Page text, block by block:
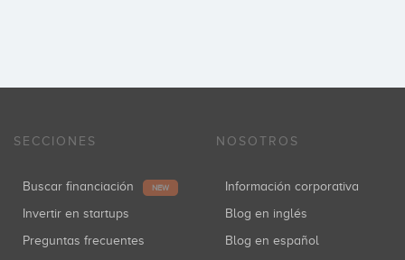
SECCIONES
Buscar financiación NEW
Invertir en startups
Preguntas frecuentes
NOSOTROS
Información corporativa
Blog en inglés
Blog en español